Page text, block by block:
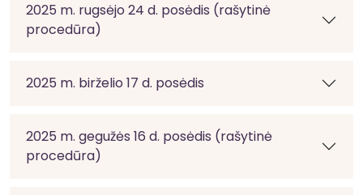
2025 m. rugsėjo 24 d. posėdis (rašytinė
procedūra)
2025 m. birželio 17 d. posėdis
2025 m. gegužės 16 d. posėdis (rašytinė
procedūra)